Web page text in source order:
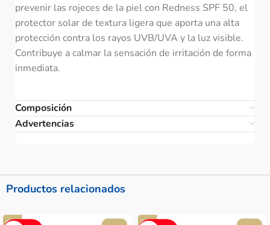
prevenir las rojeces de la piel con Redness SPF 50, el
protector solar de textura ligera que aporta una alta
protección contra los rayos UVB/UVA y la luz visible.
Contribuye a calmar la sensación de irritación de forma
inmediata.
Composición
Advertencias
Productos relacionados